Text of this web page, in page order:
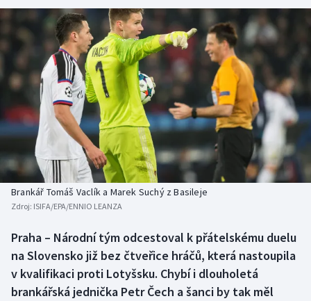
Cyklistika
DALŠÍ SPORTY
Americký fotbal
Baseball a softbal
Basketbal
Biatlon
Box
Curling
NEPŘEHLÉDNĚTE
Soutěže
Historické návraty
Aplikace ČT sport
Brankář Tomáš Vaclík a Marek Suchý z Basileje
Zdroj: ISIFA/EPA/ENNIO LEANZA
Praha – Národní tým odcestoval k přátelskému duelu
na Slovensko již bez čtveřice hráčů, která nastoupila
v kvalifikaci proti Lotyšsku. Chybí i dlouholetá
brankářská jednička Petr Čech a šanci by tak měl